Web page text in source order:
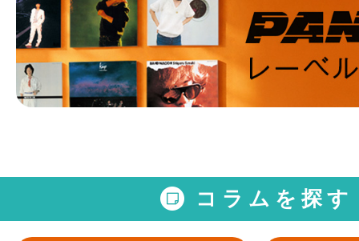
コラムを探す